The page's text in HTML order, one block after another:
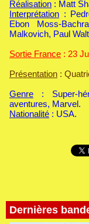
Dernières
Réalisation : Matt
Interprétation :
Ebon Moss-
Malkovich, Paul
Sortie France : 23
Présentation :
Genre : Super-
aventures, Marvel.
Nationalité : USA.